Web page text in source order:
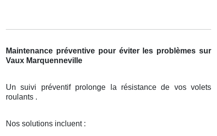
Maintenance préventive pour éviter les problèmes sur
Vaux Marquenneville
Un suivi préventif prolonge la résistance de vos volets
roulants .
Nos solutions incluent :